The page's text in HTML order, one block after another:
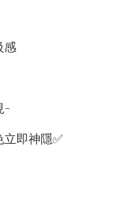
感
~
即神隱✅